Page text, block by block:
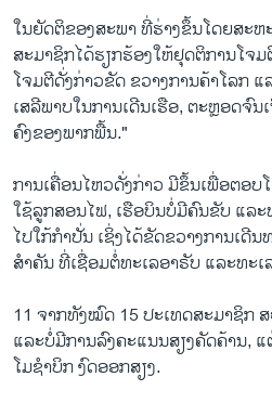
ໃນຍັດ​ຕິຂອງສະພາ​ ​ທີ່​ຮ່າງ​ຂຶ້ນ​ໂດຍ​ສະ
ສະມາຊິກ​ໄດ້​ຮຽກຮ້ອງ​ໃຫ້​ຢຸດຕິ​ການ​ໂຈ
ໂຈມຕີດັ່ງກ່າວຂັດ ຂວາງ​ການ​ຄ້າ​ໂລກ
ເສລີພາບ​ໃນ​ການ​ເດີນ​ເຮືອ, ຕະຫຼອດຈົ
ຄົງ​ຂອງ​ພາກ​ພື້ນ."
ການເຄື່ອນໄຫວດັ່ງກ່າວ ມີຂຶ້ນເພື່ອຕອບ
ໃຊ້ລູກສອນໄຟ, ເຮືອບິນບໍ່ມີຄົນຂັບ ແລ
ໄປໃກ້ກຳປັ່ນ ເຊິ່ງໄດ້ຂັດຂວາງການເດີ
ສຳຄັນ ທີ່ເຊື່ອມຕໍ່ທະເລອາຣັບ ແລະທະເ
11 ຈາກທັງໝົດ 15 ປະ​ເທດສະມາຊິກ
ແລະບໍ່​ມີ​ການ​ລົງ​ຄະ​ແນນ​ສຽງ​ຄັດ​ຄ້ານ​,
ໂມ​ຊໍາ​ບິກ​ ງົດອອກສຽງ​.